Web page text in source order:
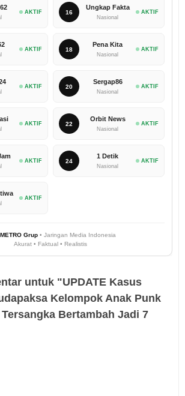
AKTIF 16
Ungkap Fakta
Nasional
AKTIF
AKTIF 18
Pena Kita
Nasional
AKTIF
AKTIF 20
Sergap86
Nasional
AKTIF
AKTIF 22
Orbit News
Nasional
AKTIF
AKTIF 24
1 Detik
Nasional
AKTIF
AKTIF
Grup • Jaringan Media Indonesia
Akurat • Faktual • Realistis
untuk "UPDATE Kasus
Kelompok Anak Punk
Bertambah Jadi 7